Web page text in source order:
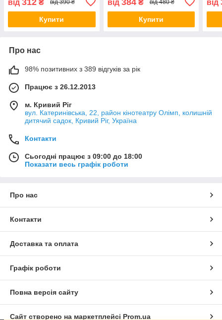
105 см
від ₴ від 390 ₴
Купити
115 см
від ₴ від 480 ₴
Купити
95
від
Про нас
98% позитивних з 389 відгуків за рік
Працює з 26.12.2013
м. Кривий Ріг
вул. Катеринівська, 22, район кінотеатру Олімп, колишній
дитячий садок, Кривий Ріг, Україна
Контакти
Сьогодні працює з 09:00 до 18:00
Показати весь графік роботи
Про нас
Контакти
Доставка та оплата
Графік роботи
Повна версія сайту
Сайт створено на маркетплейсі Prom.ua